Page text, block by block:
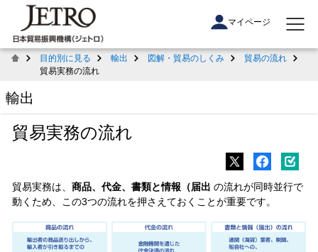
マイページ
目的別に見る 輸出 図解・貿易のしくみ
貿易の流れ
貿易実務の流れ
輸出
貿易実務の流れ
貿易実務は、 商品、代金、書類と情報（届出 の流れが同時並行で
動くため、この3つの流れを押さえておくことが重要です。